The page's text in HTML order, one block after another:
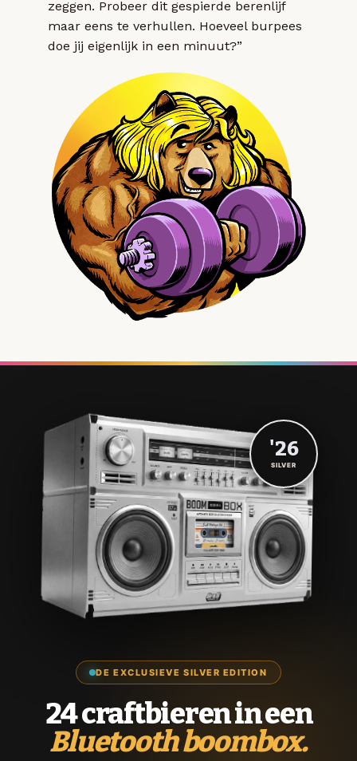
zeggen. Probeer dit gespierde berenlijf
maar eens te verhullen. Hoeveel burpees
doe jij eigenlijk in een minuut?”
DE EXCLUSIEVE SILVER EDITION
24 craftbieren in een
Bluetooth boombox.
'26
SILVER